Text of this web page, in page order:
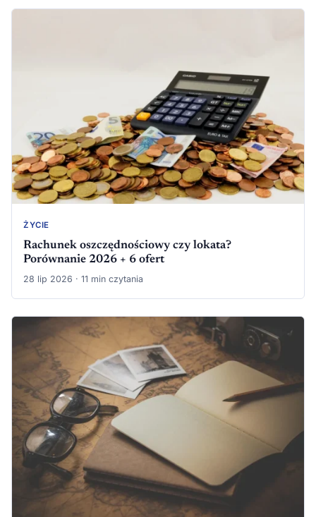
ŻYCIE
Rachunek oszczędnościowy czy lokata?
Porównanie 2026 + 6 ofert
28 lip 2026 · 11 min czytania